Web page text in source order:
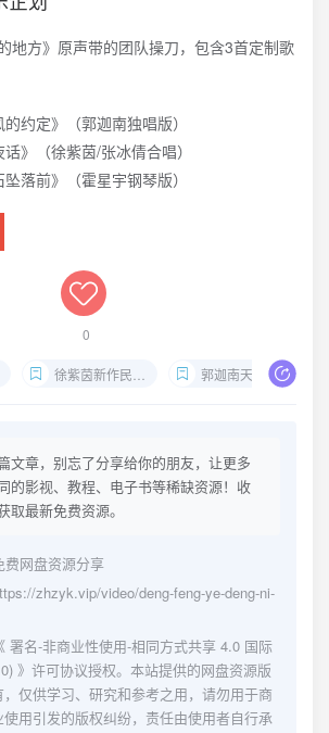
地方》原声带的团队操刀，包含3首定制歌
约定》（郭迦南独唱版）
》（徐紫茵/张冰倩合唱）
落前》（霍星宇钢琴版）
0
徐紫茵新作民宿题材 郭迦南天文爱好者角色
文章，别忘了分享给你的朋友，让更多
的影视、教程、电子书等稀缺资源！收
取最新免费资源。
费网盘资源分享
zhzyk.vip/video/deng-feng-ye-deng-ni-
《 署名-非商业性使用-相同方式共享 4.0 国际
》许可协议授权。本站提供的网盘资源版
仅供学习、研究和参考之用，请勿用于商
用引发的版权纠纷，责任由使用者自行承